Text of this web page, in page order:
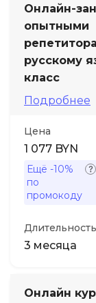
Онлайн-
опытными
русскому
класс
Подробнее
Цена
1 077 BYN
Ещё -10%
по
промокоду
Длительность
3 месяца
Онлайн